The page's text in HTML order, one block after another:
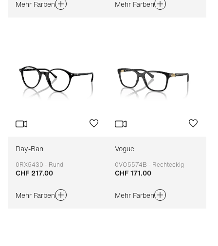
Mehr Farben Mehr Farben
Ray-Ban
0RX5430 - Rund
Anpassbar
CHF 217.00
Mehr Farben
Vogue
0VO5574B - Rechteckig
Anpassbar
CHF 171.00
Mehr Farben